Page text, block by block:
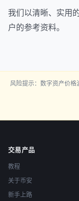
我们以清晰、实用
户的参考资料。
风险提示：数字资产价
交易产品
教程
关于币安
新手上路